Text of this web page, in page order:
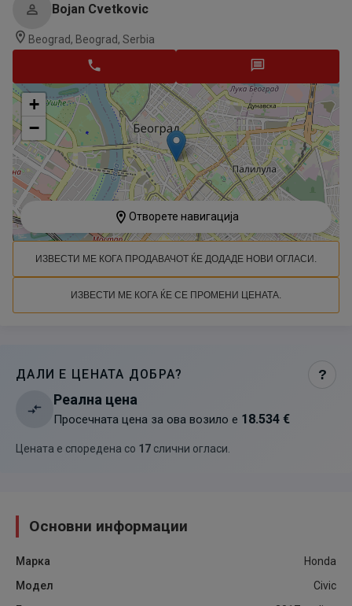
Bojan Cvetkovic
Beograd, Beograd, Serbia
+
−
Отворете навигација
ИЗВЕСТИ МЕ КОГА ПРОДАВАЧОТ ЌЕ ДОДАДЕ НОВИ ОГЛАСИ.
ИЗВЕСТИ МЕ КОГА ЌЕ СЕ ПРОМЕНИ ЦЕНАТА.
ДАЛИ Е ЦЕНАТА ДОБРА? ?
Реална цена
Просечната цена за ова возило е 18.534 €
Цената е споредена со 17 слични огласи
Основни информации
Марка
Honda
Модел
Civic